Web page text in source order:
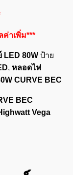
ค่าเพิ่ม***
LED 80W ป้าย
, หลอดไฟ
CURVE BEC